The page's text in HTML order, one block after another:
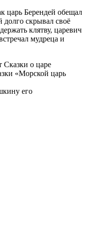
царь Берендей обещал
долго скрывал своё
клятву, царевич
мудреца и
Сказки о царе
«Морской царь
его